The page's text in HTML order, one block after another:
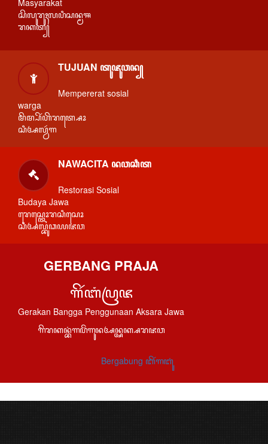
Masyarakat
ꦱꦼꦭꦸꦫꦸꦃꦭꦥꦶꦱꦤ꧀ꦩꦯ
ꦫꦏꦠ꧀
TUJUAN ꦠꦸꦗꦸꦮꦤ꧀
Mempererat sosial
warga
ꦩꦼꦩ꧀ꦥꦼꦂꦲꦼꦫꦠ꧀ꦱꦺꦴ
ꦱꦶꦄꦭ꧀ꦮꦂꦒ
NAWACITA ꦤꦮꦕꦶꦠ
Restorasi Sosial
Budaya Jawa
ꦫꦺꦱ꧀ꦠꦺꦴꦫꦱꦶꦱꦺꦴ
ꦱꦶꦄꦭ꧀ꦧꦸꦣꦪꦗꦮ
GERBANG PRAJA
ꦒꦼꦂꦧꦁꦥꦿꦗ
Gerakan Bangga Penggunaan Aksara Jawa
ꦒꦼꦫꦏꦤ꧀ꦧꦁꦒꦥꦼꦁꦒꦸꦤꦄꦤ꧀ꦄꦏ꧀ꦱꦫꦗꦮ
Bergabung ꦧꦼꦂꦒꦧꦸꦁ